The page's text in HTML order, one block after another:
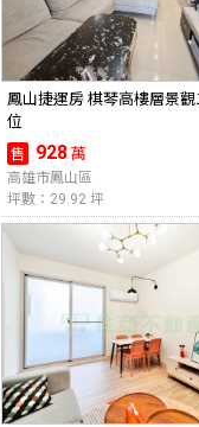
鳳山捷運房 棋琴高樓層景觀
位
售 928 萬
高雄市鳳山區
坪數：29.92 坪